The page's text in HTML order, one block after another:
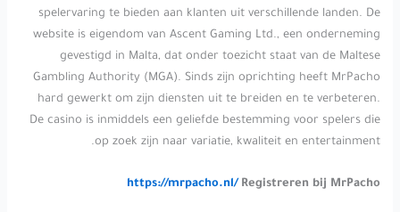
spelervaring te bieden aan klanten uit verschillende landen. De
website is eigendom van Ascent Gaming Ltd., een onderneming
gevestigd in Malta, dat onder toezicht staat van de Maltese
Gambling Authority (MGA). Sinds zijn oprichting heeft MrPacho
hard gewerkt om zijn diensten uit te breiden en te verbeteren.
De casino is inmiddels een geliefde bestemming voor spelers die
op zoek zijn naar variatie, kwaliteit en entertainment.
https://mrpacho.nl/Registreren bij MrPacho